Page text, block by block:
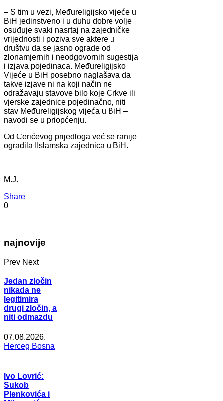
– S tim u vezi, Međureligijsko vijeće u
BiH jedinstveno i u duhu dobre volje
osuđuje svaki nasrtaj na zajedničke
vrijednosti i poziva sve aktere u
društvu da se jasno ograde od
zlonamjernih i neodgovornih sugestija
i izjava pojedinaca. Međureligijsko
Vijeće u BiH posebno naglašava da
takve izjave ni na koji način ne
odražavaju stavove bilo koje Crkve ili
vjerske zajednice pojedinačno, niti
stav Međureligijskog vijeća u BiH –
navodi se u priopćenju.
Od Cerićevog prijedloga već se ranije
ogradila IIslamska zajednica u BiH.
M.J.
Share
0
najnovije
Prev Next
Jedan zločin
nikada ne
legitimira
drugi zločin, a
niti odmazdu
07.08.2026.
Herceg Bosna
Ivo Lovrić:
Sukob
Plenkovića i